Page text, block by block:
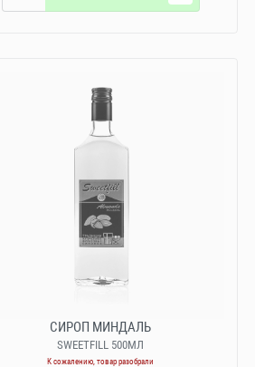
СИРОП МИНДАЛЬ
SWEETFILL 500МЛ
К сожалению, товар разобрали